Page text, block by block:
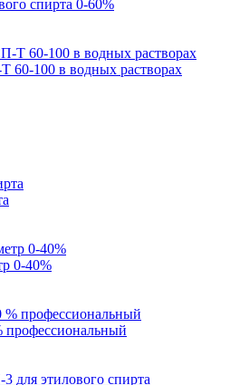
спирта 0-60%
60-100 в водных растворах
0-40%